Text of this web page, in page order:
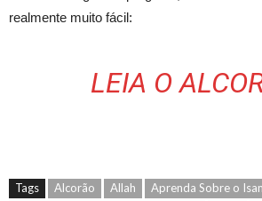
realmente muito fácil:
LEIA O
Tags Alcorão Allah
Aprenda Sobre o